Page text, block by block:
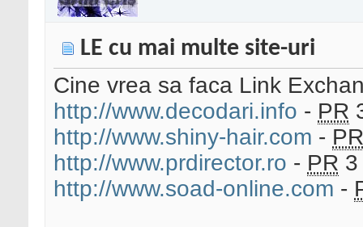
LE cu mai multe site-uri
Cine vrea sa faca Link
http://www.decodari.info - PR
http://www.shiny-hair.com - PR
http://www.prdirector.ro - PR
http://www.soad-online.com -